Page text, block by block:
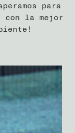
para
con la mejor